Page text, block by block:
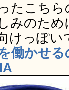
たこち
みのた
っぽい
働かせ